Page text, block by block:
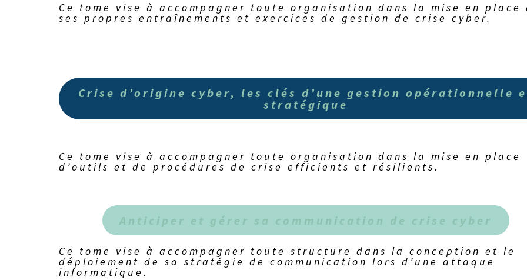
Ce tome vise à accompagner toute organisation dans la mise en place
ses propres entraînements et exercices de gestion de crise cyber.
Crise d’origine cyber, les clés d’une gestion opérationnelle
stratégique
Ce tome vise à accompagner toute organisation dans la mise en place
d’outils et de procédures de crise efficients et résilients.
Anticiper et gérer sa communication de crise cyber
Ce tome vise à accompagner toute structure dans la conception et le
déploiement de sa stratégie de communication lors d’une attaque
informatique.